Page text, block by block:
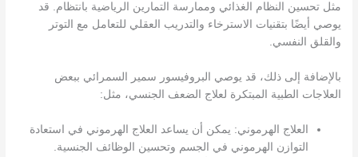
مثل تحسين النظام الغذائي وممارسة التمارين الرياضية بانتظام. قد
يوصي أيضًا بتقنيات الاسترخاء والتدريب العقلي للتعامل مع التوتر
والقلق النفسي.
بالإضافة إلى ذلك، قد يوصي البروفيسور سمير السمرائي ببعض
العلاجات الطبية المبتكرة لعلاج الضعف الجنسي، مثل:
العلاج الهرموني: يمكن أن يساعد العلاج الهرموني في استعادة
التوازن الهرموني في الجسم وتحسين الوظائف الجنسية.